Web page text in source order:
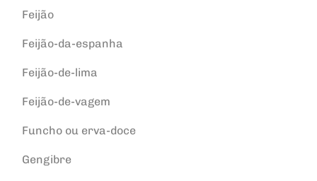
Feijão
Feijão-da-espanha
Feijão-de-lima
Feijão-de-vagem
Funcho ou erva-doce
Gengibre